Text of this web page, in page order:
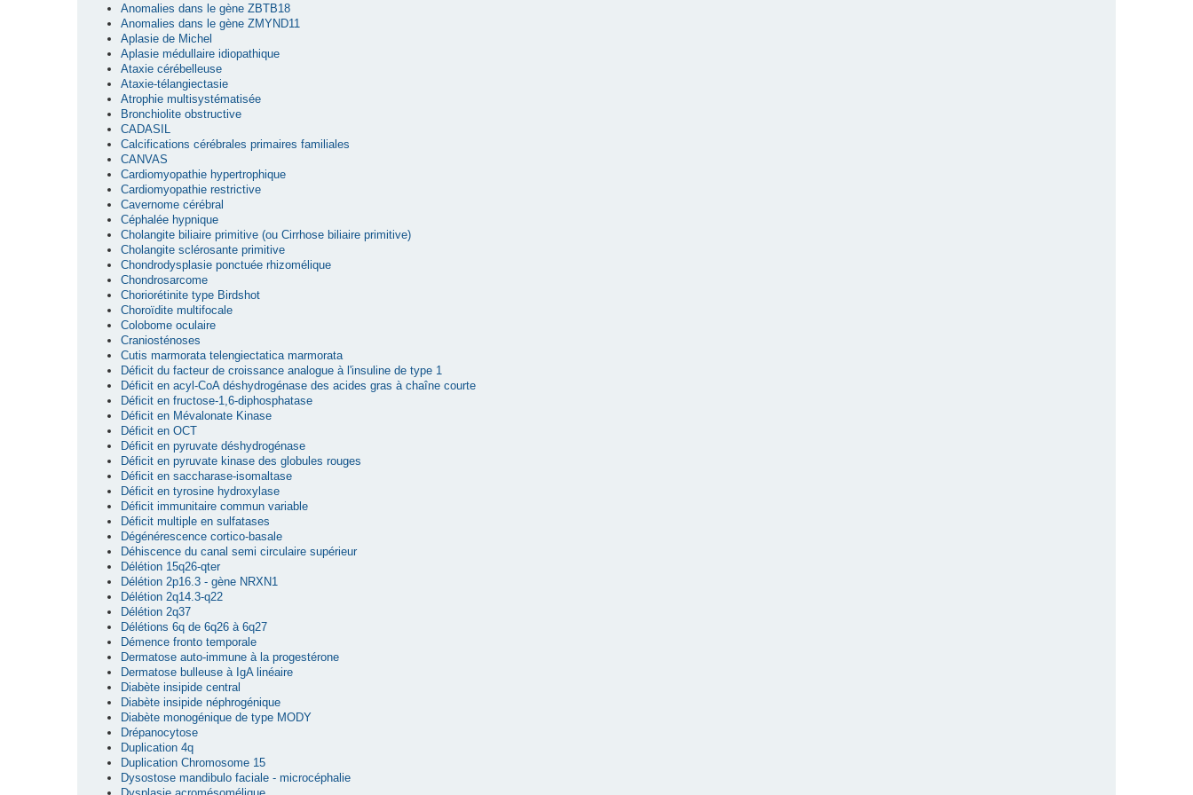
Anomalies dans le gène ZBTB18
Anomalies dans le gène ZMYND11
Aplasie de Michel
Aplasie médullaire idiopathique
Ataxie cérébelleuse
Ataxie-télangiectasie
Atrophie multisystématisée
Bronchiolite obstructive
CADASIL
Calcifications cérébrales primaires familiales
CANVAS
Cardiomyopathie hypertrophique
Cardiomyopathie restrictive
Cavernome cérébral
Céphalée hypnique
Cholangite biliaire primitive (ou Cirrhose biliaire primitive)
Cholangite sclérosante primitive
Chondrodysplasie ponctuée rhizomélique
Chondrosarcome
Choriorétinite type Birdshot
Choroïdite multifocale
Colobome oculaire
Craniosténoses
Cutis marmorata telengiectatica marmorata
Déficit du facteur de croissance analogue à l'insuline de type 1
Déficit en acyl-CoA déshydrogénase des acides gras à chaîne courte
Déficit en fructose-1,6-diphosphatase
Déficit en Mévalonate Kinase
Déficit en OCT
Déficit en pyruvate déshydrogénase
Déficit en pyruvate kinase des globules rouges
Déficit en saccharase-isomaltase
Déficit en tyrosine hydroxylase
Déficit immunitaire commun variable
Déficit multiple en sulfatases
Dégénérescence cortico-basale
Déhiscence du canal semi circulaire supérieur
Délétion 15q26-qter
Délétion 2p16.3 - gène NRXN1
Délétion 2q14.3-q22
Délétion 2q37
Délétions 6q de 6q26 à 6q27
Démence fronto temporale
Dermatose auto-immune à la progestérone
Dermatose bulleuse à IgA linéaire
Diabète insipide central
Diabète insipide néphrogénique
Diabète monogénique de type MODY
Drépanocytose
Duplication 4q
Duplication Chromosome 15
Dysostose mandibulo faciale - microcéphalie